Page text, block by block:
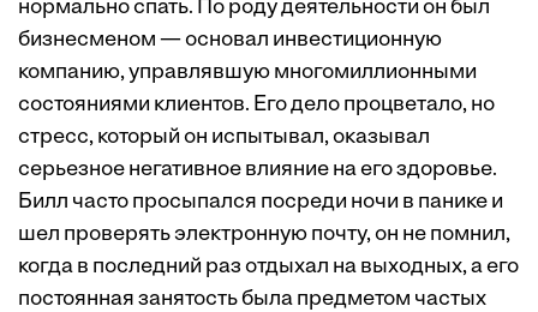
нормально спать. По роду деятельности он был
бизнесменом — основал инвестиционную
компанию, управлявшую многомиллионными
состояниями клиентов. Его дело процветало, но
стресс, который он испытывал, оказывал
серьезное негативное влияние на его здоровье.
Билл часто просыпался посреди ночи в панике и
шел проверять электронную почту, он не помнил,
когда в последний раз отдыхал на выходных, а его
постоянная занятость была предметом частых